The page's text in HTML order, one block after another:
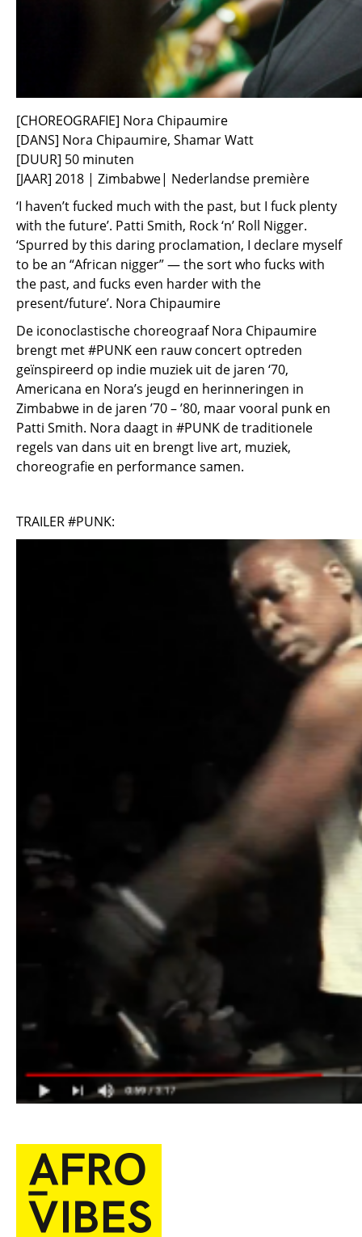
[CHOREOGRAFIE] Nora Chipaumire
[DANS] Nora Chipaumire, Shamar Watt
[DUUR] 50 minuten
[JAAR] 2018 | Zimbabwe| Nederlandse première
‘I haven’t fucked much with the past, but I fuck plenty
with the future’. Patti Smith, Rock ‘n’ Roll Nigger.
‘Spurred by this daring proclamation, I declare myself
to be an “African nigger” — the sort who fucks with
the past, and fucks even harder with the
present/future’. Nora Chipaumire
De iconoclastische choreograaf Nora Chipaumire
brengt met #PUNK een rauw concert optreden
geïnspireerd op indie muziek uit de jaren ‘70,
Americana en Nora’s jeugd en herinneringen in
Zimbabwe in de jaren ’70 – ’80, maar vooral punk en
Patti Smith. Nora daagt in #PUNK de traditionele
regels van dans uit en brengt live art, muziek,
choreografie en performance samen.
TRAILER #PUNK: